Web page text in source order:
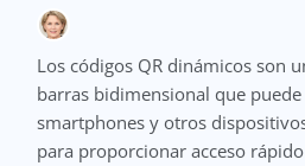
Los códigos QR dinámicos son
barras bidimensional que
smartphones y otros
para proporcionar acceso